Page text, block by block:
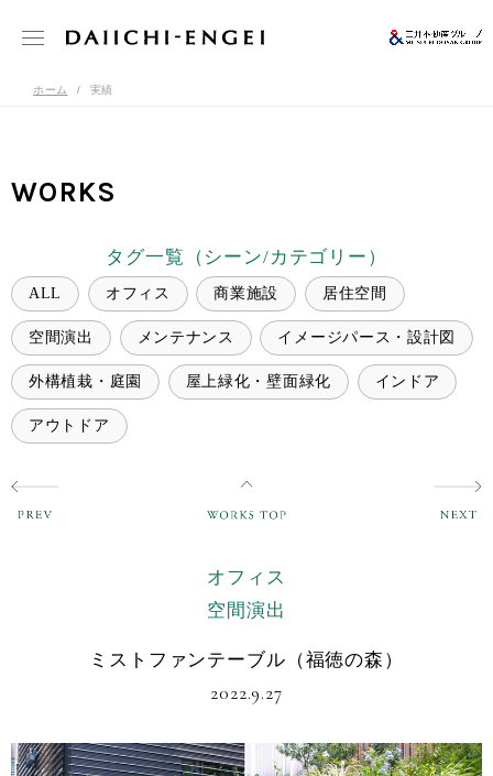
ホーム 実績
WORKS
タグ一覧（シーン/カテゴリー）
ALL オフィス 商業施設 居住空間
空間演出 メンテナンス イメージパース・設計図
外構植栽・庭園 屋上緑化・壁面緑化 インドア
アウトドア
オフィス
空間演出
ミストファンテーブル（福徳の森）
2022.9.27